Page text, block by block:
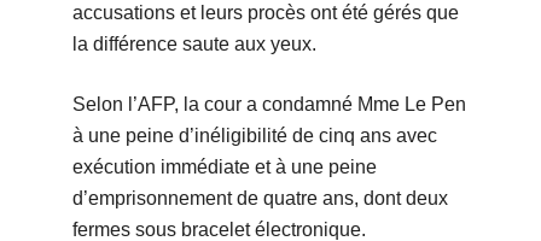
accusations et leurs procès ont été gérés que
la différence saute aux yeux.
Selon l’AFP, la cour a condamné Mme Le Pen
à une peine d’inéligibilité de cinq ans avec
exécution immédiate et à une peine
d’emprisonnement de quatre ans, dont deux
fermes sous bracelet électronique.